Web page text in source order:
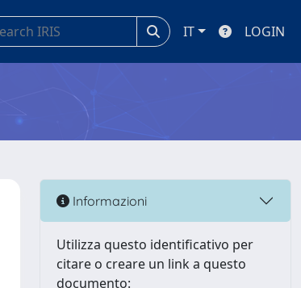
IT LOGIN
Informazioni
Utilizza questo identificativo per
citare o creare un link a questo
documento: